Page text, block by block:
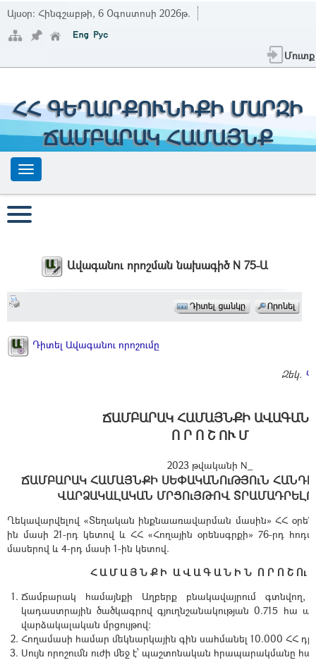
Այսօր: Հինգշաբթի, 6 Օգոստոսի 2026թ.
Մուտք
ՀՀ ԳԵՂԱՐՔՈՒՆԻՔԻ ՄԱՐԶԻ
ՃԱՄԲԱՐԱԿ ՀԱՄԱՅՆՔ
Ավագանու որոշման նախագիծ N 75-Ա
Դիտել Ավագանու որոշումը
Զեկ.
ՃԱՄԲԱՐԱԿ ՀԱՄԱՅՆՔԻ
Ո Ր Ո Շ ՈՒ Մ
2023 թվականի N_
ՃԱՄԲԱՐԱԿ ՀԱՄԱՅՆՔԻ ՍԵՓԱԿԱՆՈւԹՅՈւՆ
ՎԱՐՁԱԿԱԼԱԿԱՆ ՄՐՑՈւՅԹՈՎ
Ղեկավարվելով «Տեղական ինքնաառավարման մասին» ՀՀ
ին մասի 21-րդ կետով և ՀՀ «Հողային օրենսգրքի» 76-րդ
մասերով և 4-րդ մասի 1-ին կետով.
Հ Ա Մ Ա Յ Ն Ք Ի Ա Վ Ա Գ Ա Ն Ի Ն Ո Ր Ո Շ Ու Մ
Ճամբարակ համայնքի Աղբերք բնակավայրում գտնվող,
կադաստրային ծածկագրով գյուղնշանակության 0.715 հա
վարձակալական մրցույթով:
Հողամասի համար մեկնարկային գին սահմանել 10.000 ՀՀ
Սույն որոշումն ուժի մեջ է՝ պաշտոնական հրապարակմանը